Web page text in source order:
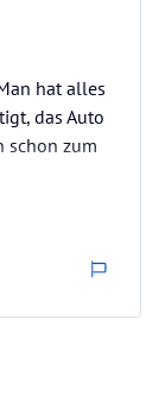
hat alles
das Auto
schon zum